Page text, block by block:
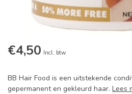
€4,50 Incl. btw
BB Hair Food is een uitstekende
gepermanent en gekleurd haar. Lees